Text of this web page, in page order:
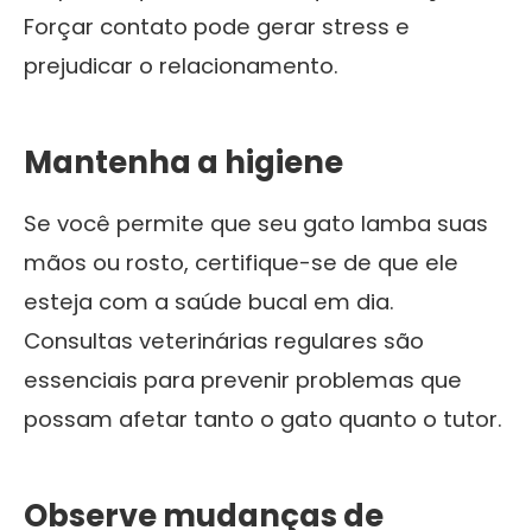
Forçar contato pode gerar stress e
prejudicar o relacionamento.
Mantenha a higiene
Se você permite que seu gato lamba suas
mãos ou rosto, certifique-se de que ele
esteja com a saúde bucal em dia.
Consultas veterinárias regulares são
essenciais para prevenir problemas que
possam afetar tanto o gato quanto o tutor.
Observe mudanças de